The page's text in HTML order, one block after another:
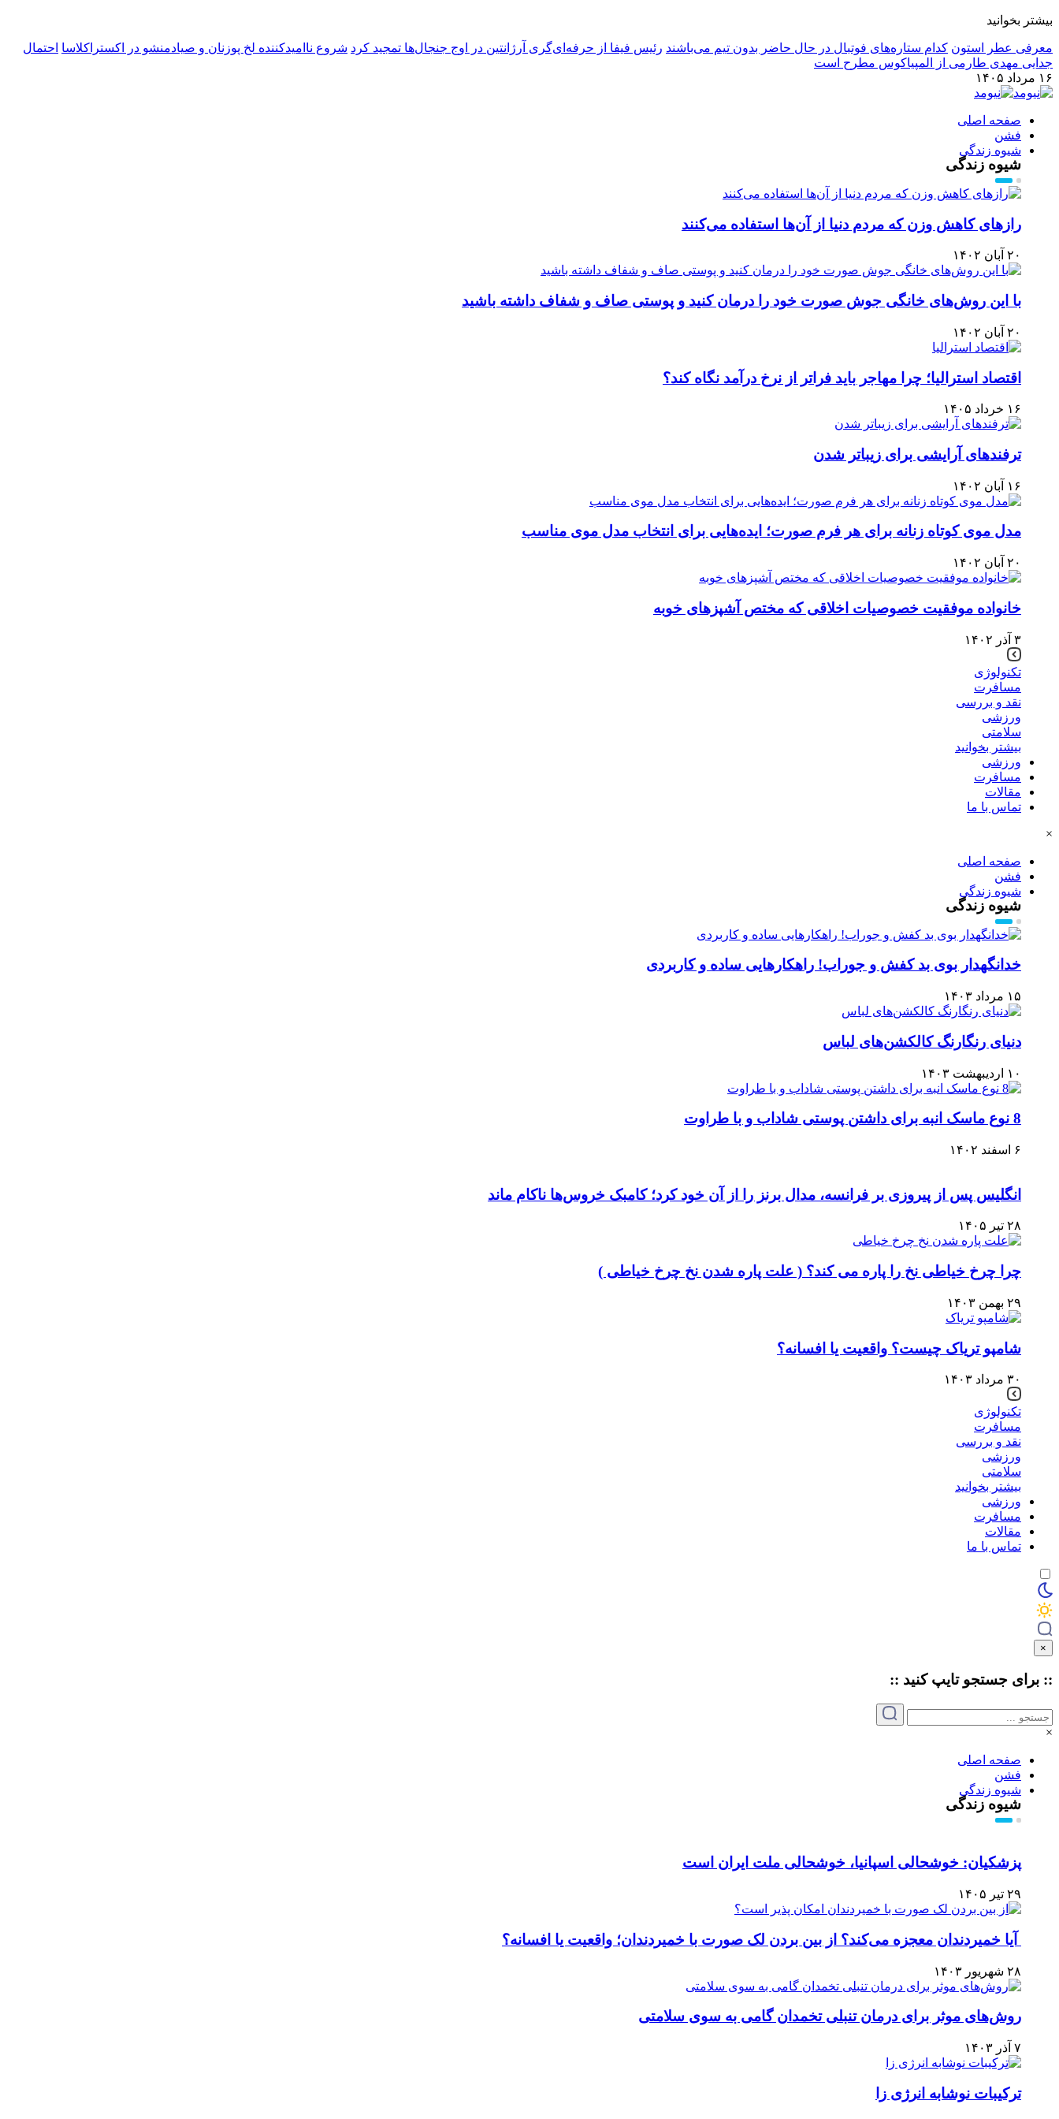
بیشتر بخوانید
معرفی عطر استون کدام ستاره‌های فوتبال در حال حاضر بدون تیم می‌باشند رئیس فیفا از حرفه‌ای‌گری آرژانتین در اوج جنجال‌ها تمجید کرد شروع ناامیدکننده لخ پوزنان و صیادمنشو در اکستراکلاسا احتمال
جدایی مهدی طارمی از المپیاکوس مطرح است
۱۶ مرداد ۱۴۰۵
صفحه اصلی
فشن
شیوه زندگی
شیوه زندگی
رازهای کاهش وزن که مردم دنیا از آن‌ها استفاده می‌کنند
۲۰ آبان ۱۴۰۲
با این روش‌های خانگی جوش صورت خود را درمان کنید و پوستی صاف و شفاف داشته باشید
۲۰ آبان ۱۴۰۲
اقتصاد استرالیا⁠؛ چرا مهاجر باید فراتر از نرخ درآمد نگاه کند⁠؟‏
۱۶ خرداد ۱۴۰۵
ترفندهای آرایشی برای زیباتر شدن
۱۶ آبان ۱۴۰۲
مدل موی کوتاه زنانه برای هر فرم صورت؛ ایده‌هایی برای انتخاب مدل موی مناسب
۲۰ آبان ۱۴۰۲
خانواده موفقیت خصوصیات اخلاقی که مختص آشپزهای خوبه
۳ آذر ۱۴۰۲
تکنولوژی
مسافرت
نقد و بررسی
ورزشی
سلامتی
بیشتر بخوانید
ورزشی
مسافرت
مقالات
تماس با ما
×
صفحه اصلی
فشن
شیوه زندگی
شیوه زندگی
خدانگهدار بوی بد کفش و جوراب! راهکارهایی ساده و کاربردی
۱۵ مرداد ۱۴۰۳
دنیای رنگارنگ کالکشن‌های لباس
۱۰ اردیبهشت ۱۴۰۳
8 نوع ماسک انبه برای داشتن پوستی شاداب و با طراوت
۶ اسفند ۱۴۰۲
انگلیس پس از پیروزی بر فرانسه، مدال برنز را از آن خود کرد؛ کامبک خروس‌ها ناکام ماند
۲۸ تیر ۱۴۰۵
چرا چرخ خیاطی نخ را پاره می کند؟ ( علت پاره شدن نخ چرخ خیاطی )
۲۹ بهمن ۱۴۰۳
شامپو تریاک چیست؟ واقعیت یا افسانه؟
۳۰ مرداد ۱۴۰۳
تکنولوژی
مسافرت
نقد و بررسی
ورزشی
سلامتی
بیشتر بخوانید
ورزشی
مسافرت
مقالات
تماس با ما
×
:: برای جستجو تایپکنید ::
×
صفحه اصلی
فشن
شیوه زندگی
شیوه زندگی
پزشکیان: خوشحالی اسپانیا، خوشحالی ملت ایران است
۲۹ تیر ۱۴۰۵
آیا خمیردندان معجزه می‌کند؟ از بین بردن لک صورت با خمیردندان؛ واقعیت یا افسانه؟
۲۸ شهریور ۱۴۰۳
روش‌های موثر برای درمان تنبلی تخمدان گامی به سوی سلامتی
۷ آذر ۱۴۰۳
ترکیبات نوشابه انرژی زا